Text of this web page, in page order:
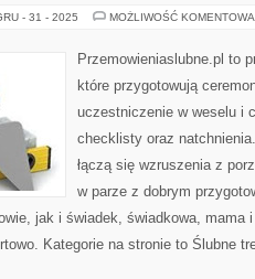
- 31 - 2025 MOŻLIWOŚĆ
Przemowieniaslubne.pl to
które przygotowują
uczestniczenie w weselu i
checklisty oraz
łączą się wzruszenia z
w parze z dobrym
jak i świadek, świadkowa, mama
Kategorie na stronie to Ślubne